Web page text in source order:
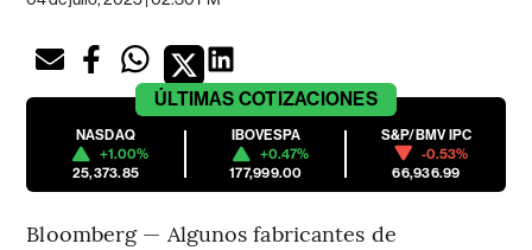
ÚLTIMAS COTIZACIONES
NASDAQ
+1.00%
25,373.85
IBOVESPA
+0.47%
177,999.00
S&P/BMV IPC
-0.53%
66,936.99
Bloomberg — Algunos fabricantes de